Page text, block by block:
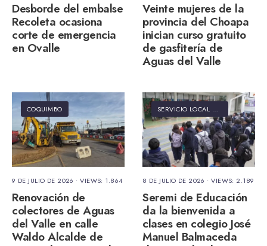
Desborde del embalse
Recoleta ocasiona
corte de emergencia
en Ovalle
Veinte mujeres de la
provincia del Choapa
inician curso gratuito
de gasfitería de
Aguas del Valle
COQUIMBO
9 DE JULIO DE 2026 •VIEWS: 1.864
Renovación de
colectores de Aguas
del Valle en calle
Waldo Alcalde de
SERVICIO LOCAL DE EDUCACIÓN PÚBLICA ELQUI
8 DE JULIO DE 2026 •VIEWS: 2.189
Seremi de Educación
da la bienvenida a
clases en colegio José
Manuel Balmaceda